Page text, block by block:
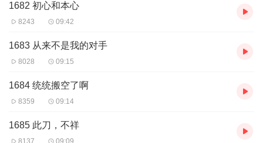
1682 初心和本心
8243 09:42
1683 从来不是我的对手
8028 09:15
1684 统统搬空了啊
8359 09:14
1685 此刀，不祥
8137 09:09